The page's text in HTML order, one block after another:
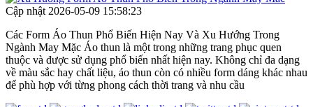
Cập nhật 2026-05-09 15:58:23
Các Form Áo Thun Phổ Biến Hiện Nay Và Xu Hướng Trong
Ngành May Mặc Áo thun là một trong những trang phục quen
thuộc và được sử dụng phổ biến nhất hiện nay. Không chỉ đa dạng
về màu sắc hay chất liệu, áo thun còn có nhiều form dáng khác nhau
để phù hợp với từng phong cách thời trang và nhu cầu